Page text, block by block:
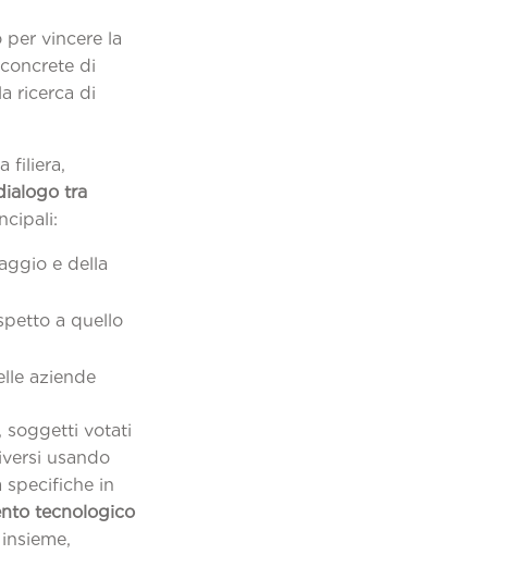
vincere la
di
ricerca di
filiera,
tra
e della
a quello
aziende
, soggetti votati
usando
specifiche in
tecnologico